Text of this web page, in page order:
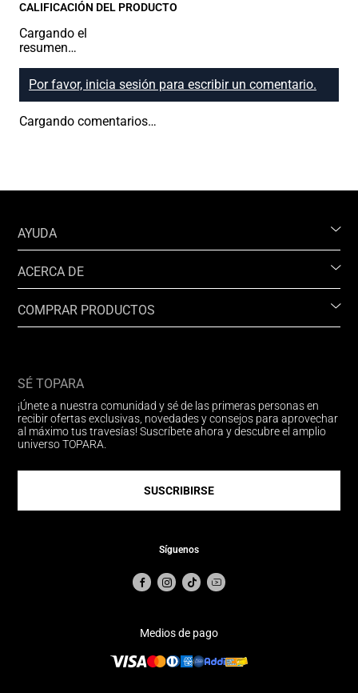
CALIFICACIÓN DEL PRODUCTO
Cargando el
resumen…
Por favor, inicia sesión para escribir un comentario.
Cargando comentarios…
AYUDA
ACERCA DE
COMPRAR PRODUCTOS
SÉ TOPARA
¡Únete a nuestra comunidad y sé de las primeras personas en
recibir ofertas exclusivas, novedades y consejos para aprovechar
al máximo tus travesías! Suscríbete ahora y descubre el amplio
universo TOPARA.
SUSCRIBIRSE
Síguenos
Medios de pago